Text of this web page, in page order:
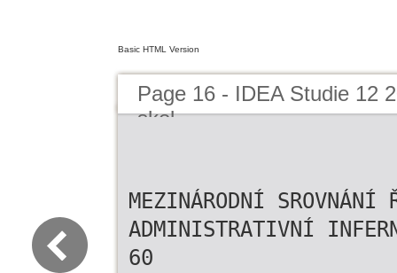
Basic HTML Version
Page 16 - IDEA Studie 12
skol
MEZINÁRODNÍ
ADMINISTRATIVNÍ
60